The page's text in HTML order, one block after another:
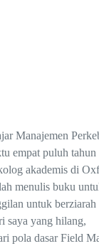
Manajemen
empat puluh tahun
akademis di
menulis buku
untuk berziarah
saya yang hilang,
pola dasar Field